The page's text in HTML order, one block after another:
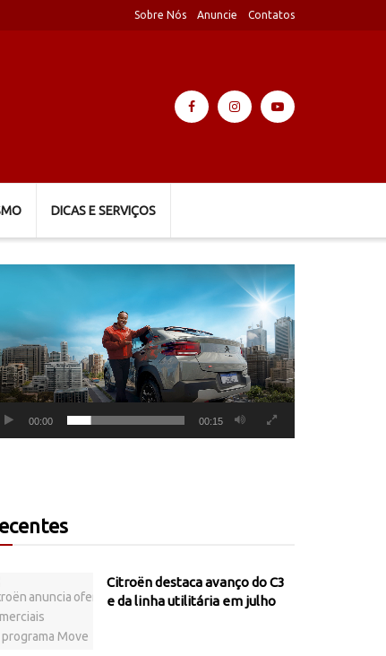
Sobre Nós Anuncie Contatos
DICAS E SERVIÇOS
00:00 00:15
Citroën destaca avanço do C3
e da linha utilitária em julho